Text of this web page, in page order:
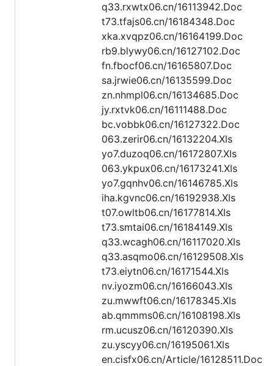
q33.rxwtx06.cn/16113942.Doc
t73.tfajs06.cn/16184348.Doc
xka.xvqpz06.cn/16164199.Doc
rb9.blywy06.cn/16127102.Doc
fn.fbocf06.cn/16165807.Doc
sa.jrwie06.cn/16135599.Doc
zn.nhmpl06.cn/16134685.Doc
jy.rxtvk06.cn/16111488.Doc
bc.vobbk06.cn/16127322.Doc
063.zerir06.cn/16132204.Xls
yo7.duzoq06.cn/16172807.Xls
063.ykpux06.cn/16173241.Xls
yo7.gqnhv06.cn/16146785.Xls
iha.kgvnc06.cn/16192938.Xls
t07.owltb06.cn/16177814.Xls
t73.smtai06.cn/16184149.Xls
q33.wcagh06.cn/16117020.Xls
q33.asqmo06.cn/16129508.Xls
t73.eiytn06.cn/16171544.Xls
nv.iyozm06.cn/16166043.Xls
zu.mwwft06.cn/16178345.Xls
ab.qmmms06.cn/16108198.Xls
rm.ucusz06.cn/16120390.Xls
zu.yscyy06.cn/16195061.Xls
en.cisfx06.cn/Article/16128511.Doc